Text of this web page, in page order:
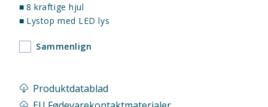
■ 8 kraftige hjul
■ Lystop med LED lys
Sammenlign
Produktdatablad